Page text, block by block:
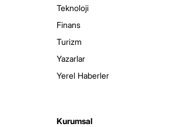
Teknoloji
Finans
Turizm
Yazarlar
Yerel Haberler
Kurumsal